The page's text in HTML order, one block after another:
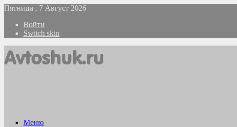
Пятница , 7 Август 2026
Войти
Switch skin
Меню